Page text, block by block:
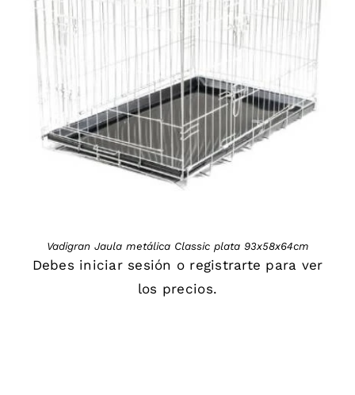
Vadigran Jaula metálica Classic plata 93x58x64cm
Debes iniciar sesión o registrarte para ver
los precios.